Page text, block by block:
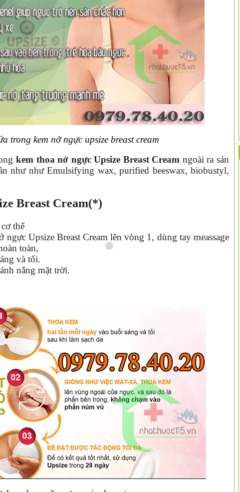
trong kem nở ngực upsize breast cream
kem thoa nở ngực Upsize Breast Cream ngoài ra sản
như như Emulsifying wax, purified beeswax, biobustyl,
Breast Cream(*)
thể
ngực Upsize Breast Cream lên vòng 1, dùng tay meassage
toàn,
và tối.
nắng mặt trời.